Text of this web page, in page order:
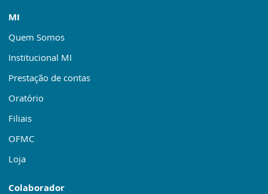
MI
Quem Somos
Institucional MI
Prestação de contas
Oratório
Filiais
OFMC
Loja
Colaborador